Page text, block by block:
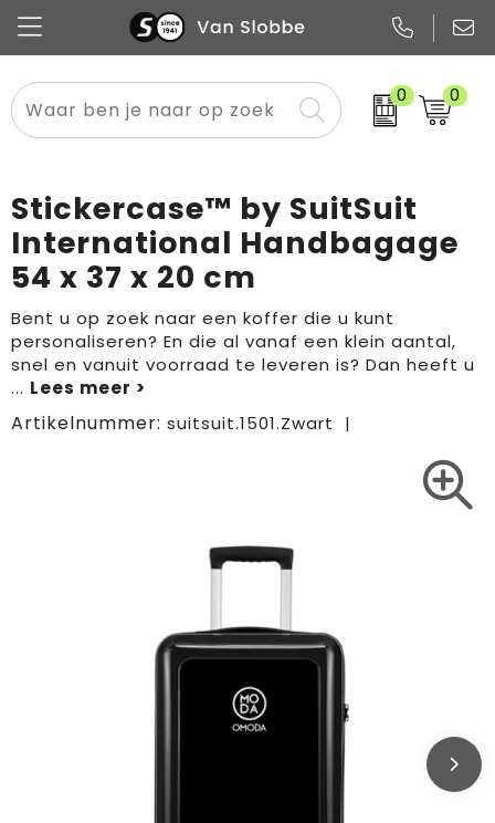
0 0
Alle categorieën
Snoep
Promo
Pennen
Notitieboekjes
Papier
Flessen
Glazen en karaffen
Merken
Meest gekozen
Sportkleding
Overig textiel
Boodschappen- en draagtassen
Sport & vrije tijd
Rugzakken
Stickercase™ by SuitSuit
International Handbagage
54 x 37 x 20 cm
Bent u op zoek naar een koffer die u kunt
personaliseren? En die al vanaf een klein aantal,
snel en vanuit voorraad te leveren is? Dan heeft u
...
Artikelnummer: suitsuit.1501.Zwart